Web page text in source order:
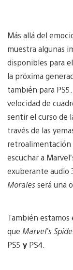
Más allá del
muestra algunas
disponibles para
la próxima
también para
velocidad de
sentir el curso de
través de las
retroalimentación
escuchar a
exuberante audio
Moralesserá una
También estamos
que Marvel’s
PS5 y PS4.